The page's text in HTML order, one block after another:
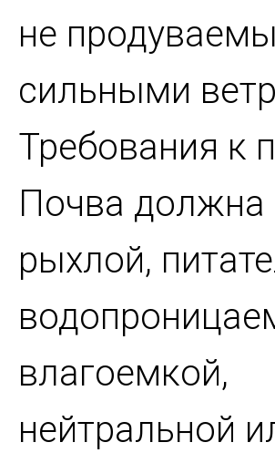
не
сильными
Требования к
Почва должна
рыхлой,
влагоемкой,
нейтральной